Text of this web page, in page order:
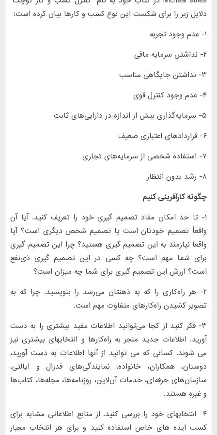
دلایل زیر را برای شکست این نوع کسب و کارها بیان کرده است:
۱- عدم وجود تجربه
۲- نداشتن سرمایه مافی
۳- نداشتن جایگاهی مناسب
۴- عدم وجود کنترل قوی
۵- سرمایه‌گذاری بیش از اندازه در دارایی‌های ثابت
۶- قراردادهای اعتباری ضعیف
۷- استفاده شخصی از سرمایه‌های تجاری
۸- رشد بدون انتظار
چگونه کارآفرینی کنیم
۱- تا حد امکان مفاد تصمیم گیری خود را تعریف کنید. آیا آن
واقعاً تصمیم خودتان است یا تصمیم شخص دیگری است؟ آیا
واقعاً نیازمند به این تصمیم گیری هستید؟ چرا این تصمیم گیری
برای شما مهم است؟ چه کسی در این تصمیم گیری ذی‌نفع
است؟ ارزش این تصمیم گیری برای شما چه میزان است؟
۲- هر راه‌کاری را که به ذهنتان می‌رسد را بنویسید. چرا که به
تصویر کشیدن راه‌کارهای متفاوت مهم است.
۳- فکر کنید از کجا می‌توانید اطلاعات مفید بیشتری را به دست
آورید. اطلاعات جدید منجر به راه‌کارها و انتخابهای بیشتری نیز
می شوند. کسانی که می توانید از آنها اطلاعات به دست آورید،
دوستان، همکاران، خانواده، نمایندگی‌های فدرال و ایالتی،
سازمان‌های حرفه‌ای، خدمات آن‌لاین، روزنامه‌ها، مجله‌ها، کتاب‌ها
و غیره هستند.
۴- انتخابهای خود را بررسی کنید. از منابع اطلاعاتی مشابه برای
کسب ایده های خاص استفاده کنید و برای هر انتخاب معیار